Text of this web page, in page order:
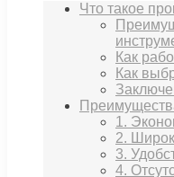
Что такое
Как
Как
1.
2.
3.
4.